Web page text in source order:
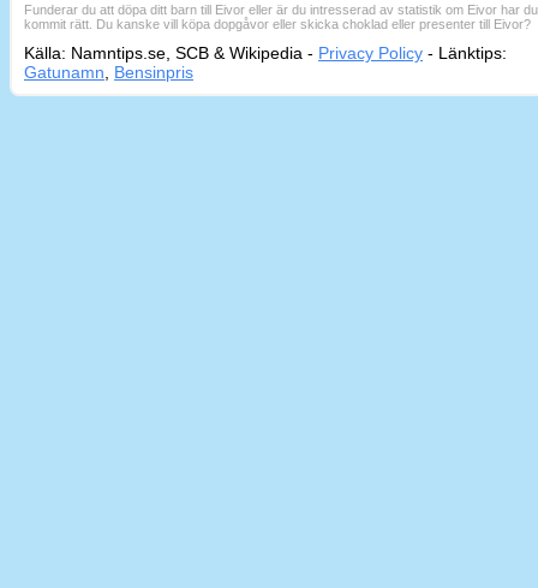
Funderar du att döpa ditt barn till Eivor eller är du intresserad av statistik om Eivor har du
kommit rätt. Du kanske vill köpa dopgåvor eller skicka choklad eller presenter till Eivor?
Källa: Namntips.se, SCB & Wikipedia - Privacy Policy - Länktips:
Gatunamn
Bensinpris